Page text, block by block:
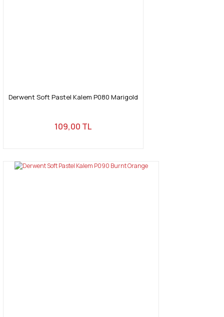
Derwent Soft Pastel Kalem P080 Marigold
109,00 TL